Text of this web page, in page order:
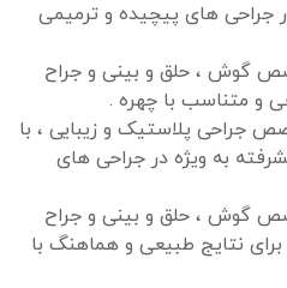
جراحی های پیچیده و ترمیمی
گوش ، حلق و بینی و جراح
و متناسب با چهره .
جراحی پلاستیک و زیبایی ، با
به ویژه در جراحی های
گوش ، حلق و بینی و جراح
نتایج طبیعی و هماهنگ با